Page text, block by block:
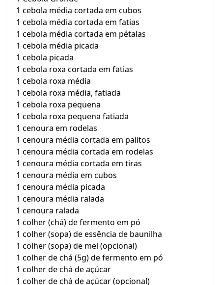
1 cebola média cortada em cubos
1 cebola média cortada em fatias
1 cebola média cortada em pétalas
1 cebola média picada
1 cebola picada
1 cebola roxa cortada em fatias
1 cebola roxa média
1 cebola roxa média, fatiada
1 cebola roxa pequena
1 cebola roxa pequena fatiada
1 cenoura em rodelas
1 cenoura média cortada em palitos
1 cenoura média cortada em rodelas
1 cenoura média cortada em tiras
1 cenoura média em cubos
1 cenoura média picada
1 cenoura média ralada
1 cenoura ralada
1 colher (chá) de fermento em pó
1 colher (sopa) de essência de baunilha
1 colher (sopa) de mel (opcional)
1 colher de chá (5g) de fermento em pó
1 colher de chá de açúcar
1 colher de chá de açúcar (opcional)